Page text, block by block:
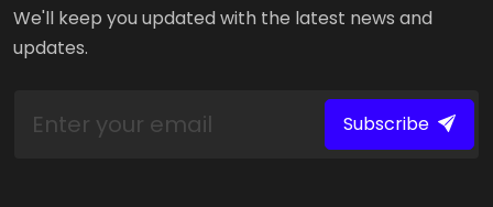
We'll keep you updated with the latest news and
updates.
Subscribe